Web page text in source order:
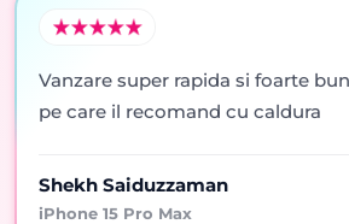
Vanzare super rapida si foarte
pe care il recomand cu caldura
Shekh Saiduzzaman
iPhone 15 Pro Max